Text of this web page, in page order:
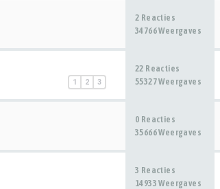
2 Reacties
34766 Weergaves
1 2 3
22 Reacties
55327 Weergaves
0 Reacties
35666 Weergaves
3 Reacties
14933 Weergaves